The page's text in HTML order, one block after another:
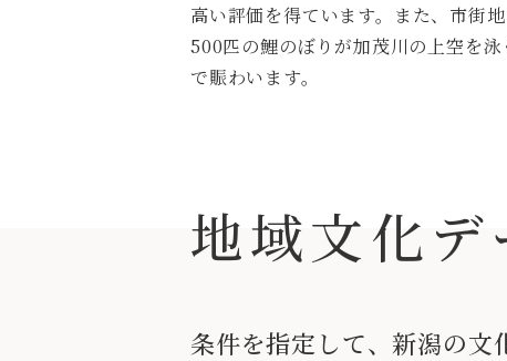
高い評価を得ています。また、市街
500匹の鯉のぼりが加茂川の上空を
で賑わいます。
地域文化
条件を指定して、新潟の文